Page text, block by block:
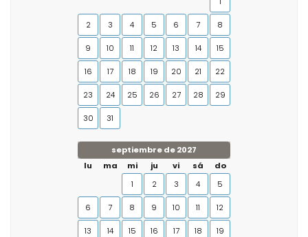
2 3 4 5 6 7 8
9 10 11 12 13 14 15
16 17 18 19 20 21 22
23 24 25 26 27 28 29
30 31
septiembre de 2027
lu
ma mi ju vi sá
do
1
2 3 4 5
6 7 8 9 10 11 12
13 14 15 16 17 18 19